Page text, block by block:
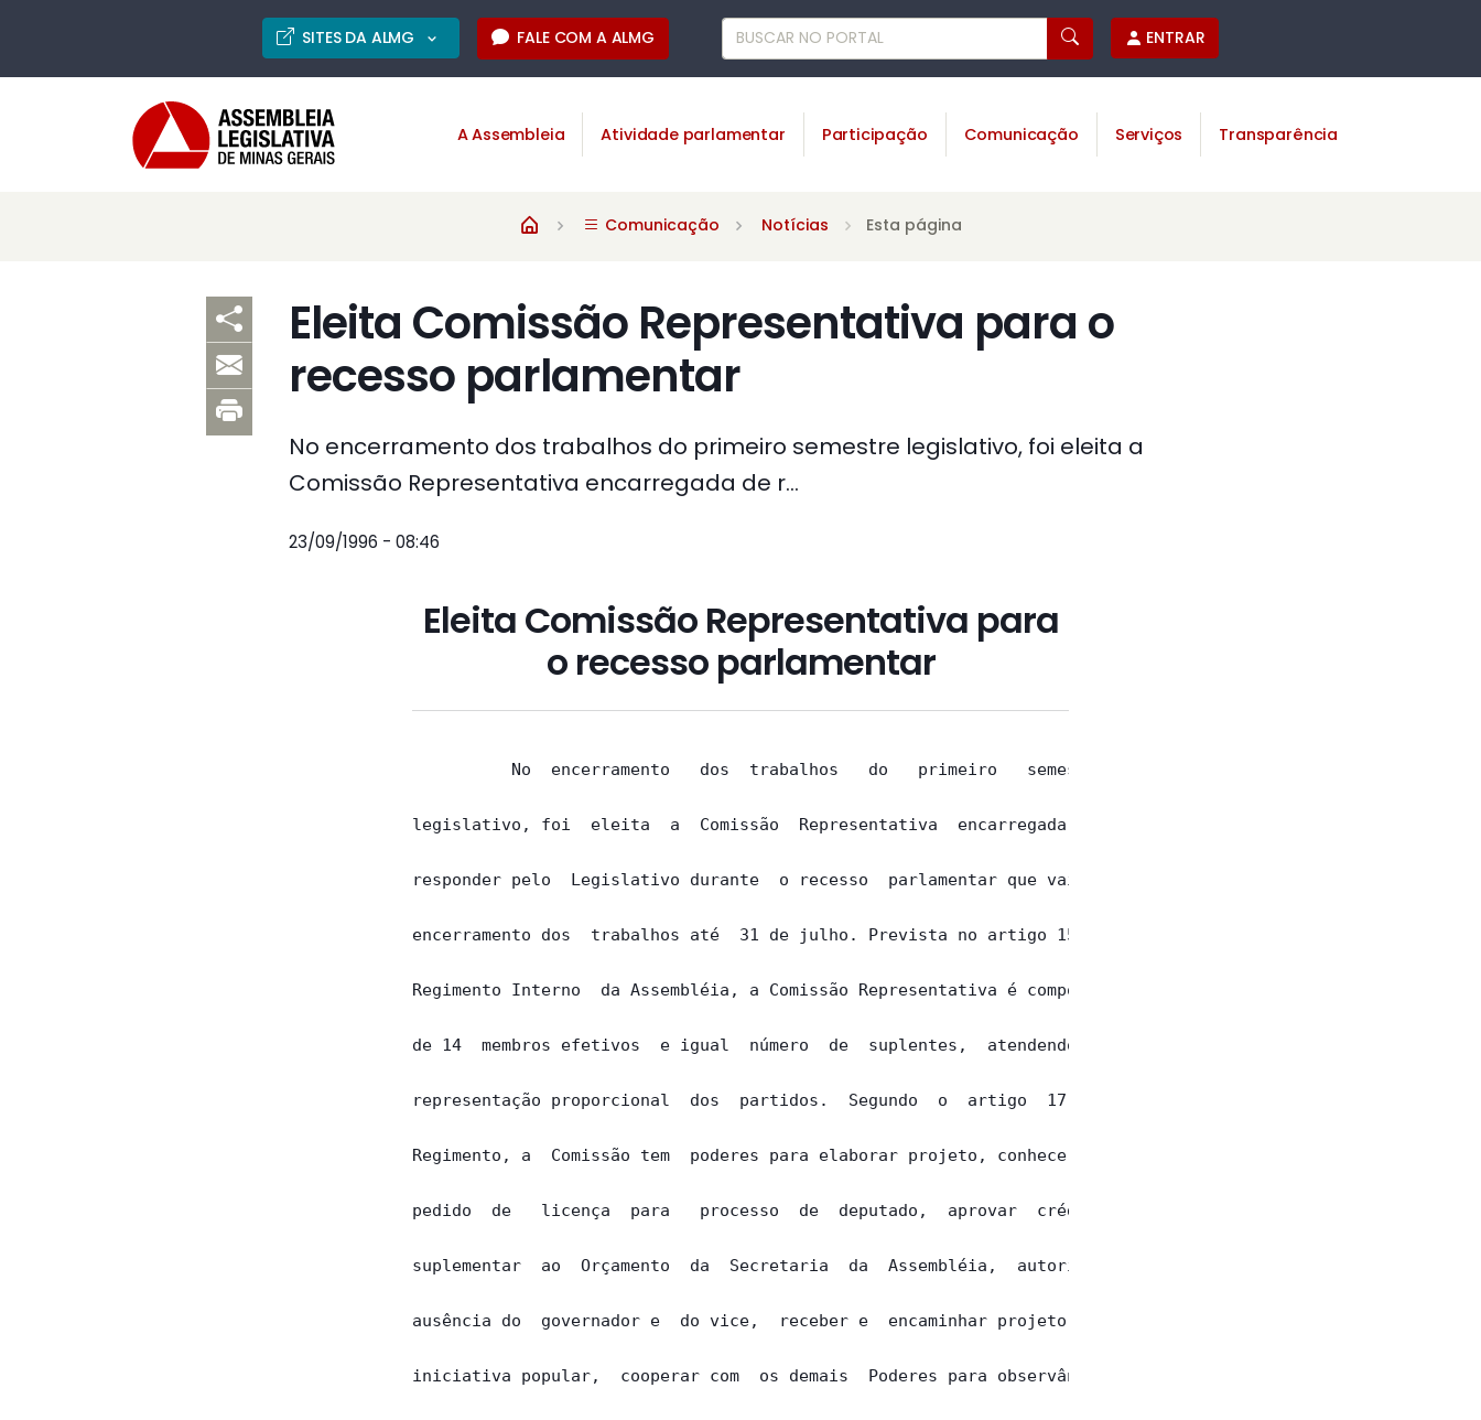
SITES DA ALMG FALE COM A ALMG ENTRAR
A Assembleia Atividade parlamentar Participação Comunicação Serviços Transparência
Comunicação Notícias Esta página
Eleita Comissão Representativa para o
recesso parlamentar
No encerramento dos trabalhos do primeiro semestre legislativo, foi eleita a
Comissão Representativa encarregada de r...
23/09/1996 - 08:46
Eleita Comissão Representativa para
o recesso parlamentar
          No  encerramento   dos  trabalhos   do   primeiro   semestre
legislativo, foi  eleita  a  Comissão  Representativa  encarregada  de
responder pelo  Legislativo durante  o recesso  parlamentar que vai do
encerramento dos  trabalhos até  31 de julho. Prevista no artigo 15 do
Regimento Interno  da Assembléia, a Comissão Representativa é composta
de 14  membros efetivos  e igual  número  de  suplentes,  atendendo  a
representação proporcional  dos  partidos.  Segundo  o  artigo  17  do
Regimento, a  Comissão tem  poderes para elaborar projeto, conhecer do
pedido  de   licença  para   processo  de  deputado,  aprovar  crédito
suplementar  ao  Orçamento  da  Secretaria  da  Assembléia,  autorizar
ausência do  governador e  do vice,  receber e  encaminhar projeto  de
iniciativa popular,  cooperar com  os demais  Poderes para observância